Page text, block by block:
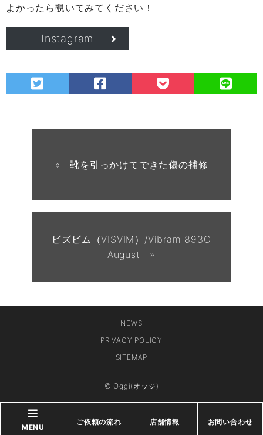
よかったら覗いてみてください！
Instagram
« 靴を引っかけてできた傷の補修
ビズビム（VISVIM）/Vibram 893C
August »
NEWS
PRIVACY POLICY
SITEMAP
© Oggi(オッジ)
MENU
ご依頼の流れ 店舗情報 お問い合わせ